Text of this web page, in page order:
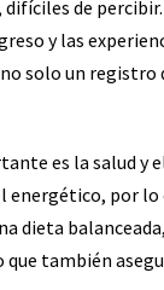
difíciles de
y las
solo un
es la salud y
energético, por
dieta
también